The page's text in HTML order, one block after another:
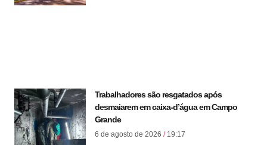
Trabalhadores são resgatados após
desmaiarem em caixa-d’água em Campo
Grande
6 de agosto de 2026 19:17